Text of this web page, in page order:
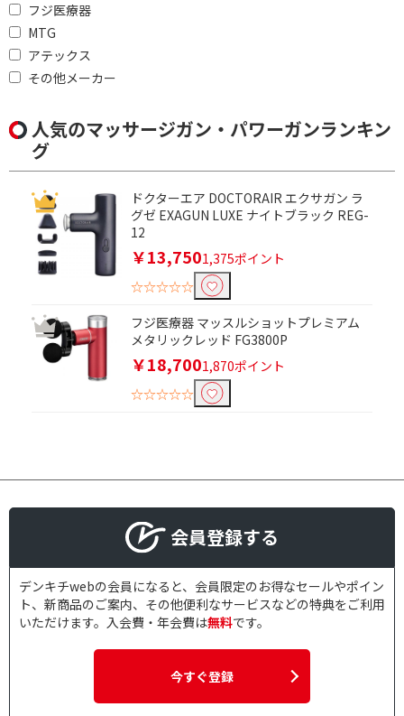
フジ医療器
MTG
アテックス
その他メーカー
人気のマッサージガン・パワーガンランキン
グ
ドクターエア DOCTORAIR エクサガン ラ
グゼ EXAGUN LUXE ナイトブラック REG-
12
￥13,7501,375ポイント
☆☆☆☆☆
フジ医療器 マッスルショットプレミアム
メタリックレッド FG3800P
￥18,7001,870ポイント
☆☆☆☆☆
会員登録する
デンキチwebの会員になると、会員限定のお得なセールやポイン
ト、新商品のご案内、その他便利なサービスなどの特典をご利用
いただけます。入会費・年会費は無料です。
今すぐ登録